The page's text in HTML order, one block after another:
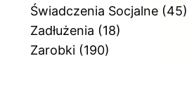
Świadczenia Socjalne(45)
Zadłużenia (18)
Zarobki(190)